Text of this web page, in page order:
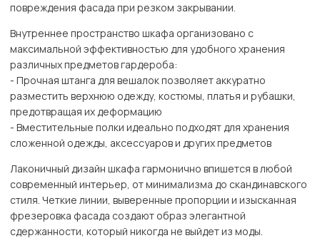
повреждения фасада при резком закрывании.
Внутреннее пространство шкафа организовано с
максимальной эффективностью для удобного хранения
различных предметов гардероба:
- Прочная штанга для вешалок позволяет аккуратно
разместить верхнюю одежду, костюмы, платья и рубашки,
предотвращая их деформацию
- Вместительные полки идеально подходят для хранения
сложенной одежды, аксессуаров и других предметов
Лаконичный дизайн шкафа гармонично впишется в любой
современный интерьер, от минимализма до скандинавского
стиля. Четкие линии, выверенные пропорции и изысканная
фрезеровка фасада создают образ элегантной
сдержанности, который никогда не выйдет из моды.